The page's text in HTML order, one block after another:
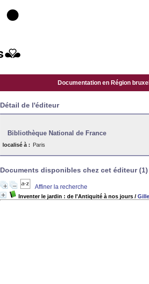
Documentation en Région
Détail de l'éditeur
Bibliothèque National de France
localisé à : Paris
Documents disponibles chez cet éditeur (1)
Affiner la recherche
Inventer le jardin : de l'Antiquité à nos jours /